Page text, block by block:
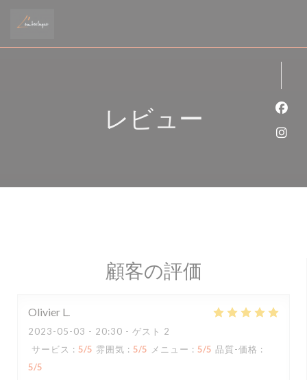
レビュー
顧客の評価
Olivier L
2023-05-03 - 20:30 - ゲスト 2
サービス : 5/5 雰囲気 : 5/5 メニュー : 5/5 品質-価格 :
5/5